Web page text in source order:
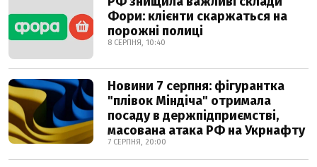
Фори: клієнти скаржаться на
порожні полиці
8 СЕРПНЯ, 10:40
Новини 7 серпня: фігурантка
"плівок Міндіча" отримала
посаду в держпідприємстві,
масована атака РФ на Укрнафту
7 СЕРПНЯ, 20:00